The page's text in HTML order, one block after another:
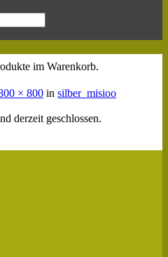
im Warenkorb.
× 800 in silber_misioo
derzeit geschlossen.